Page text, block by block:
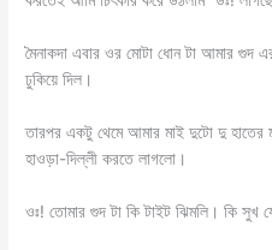
মৈনাকদা এবার ওর মোটা ধোন টা আমার গুদ
ঢুকিয়ে দিল।
তারপর একটু থেমে আমার মাই দুটো দু হাতের
হাওড়া-দিল্লী করতে লাগলো।
ওঃ! তোমার গুদ টা কি টাইট ঝিমলি। কি সুখ